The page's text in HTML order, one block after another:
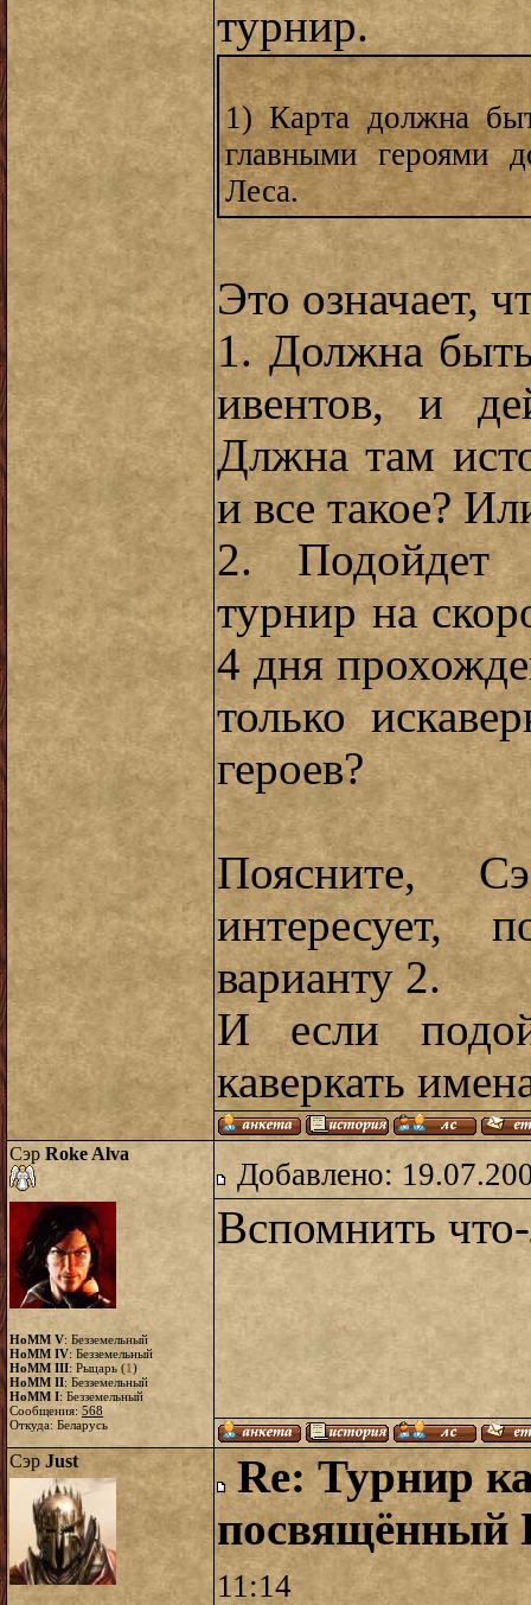
турнир.
1) Карта должна
главными героями
Леса.
Это означает,
1. Должна быть
ивентов, и
Длжна там
и все такое?
2. Подойдет
турнир на
4 дня
только
героев?
Поясните,
интересует,
варианту 2.
И если
каверкать
Сэр Roke Alva
HoMM V: Безземельный
HoMM IV: Безземельный
HoMM III: Рыцарь (1)
HoMM II: Безземельный
HoMM I: Безземельный
Сообщения: 568
Откуда: Беларусь
Добавлено:
Вспомнить
Сэр Just
Re: Турнир
11:14